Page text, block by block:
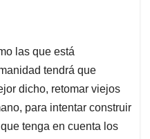
las que está
tendrá que
dicho, retomar viejos
para intentar construir
tenga en cuenta los